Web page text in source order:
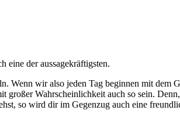
eine der aussagekräftigsten.
Wenn wir also jeden Tag beginnen mit
großer Wahrscheinlichkeit auch so sein.
so wird dir im Gegenzug auch eine